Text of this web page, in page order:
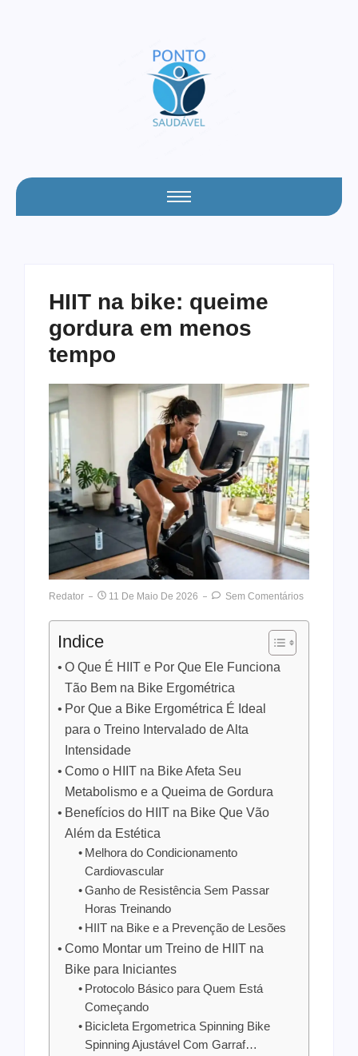
HIIT na bike: queime
gordura em menos
tempo
Redator 11 De Maio De 2026 Sem Comentários
Indice
O Que É HIIT e Por Que Ele Funciona
Tão Bem na Bike Ergométrica
Por Que a Bike Ergométrica É Ideal
para o Treino Intervalado de Alta
Intensidade
Como o HIIT na Bike Afeta Seu
Metabolismo e a Queima de Gordura
Benefícios do HIIT na Bike Que Vão
Além da Estética
Melhora do Condicionamento
Cardiovascular
Ganho de Resistência Sem Passar
Horas Treinando
HIIT na Bike e a Prevenção de Lesões
Como Montar um Treino de HIIT na
Bike para Iniciantes
Protocolo Básico para Quem Está
Começando
Bicicleta Ergometrica Spinning Bike
Spinning Ajustável Com Garraf…